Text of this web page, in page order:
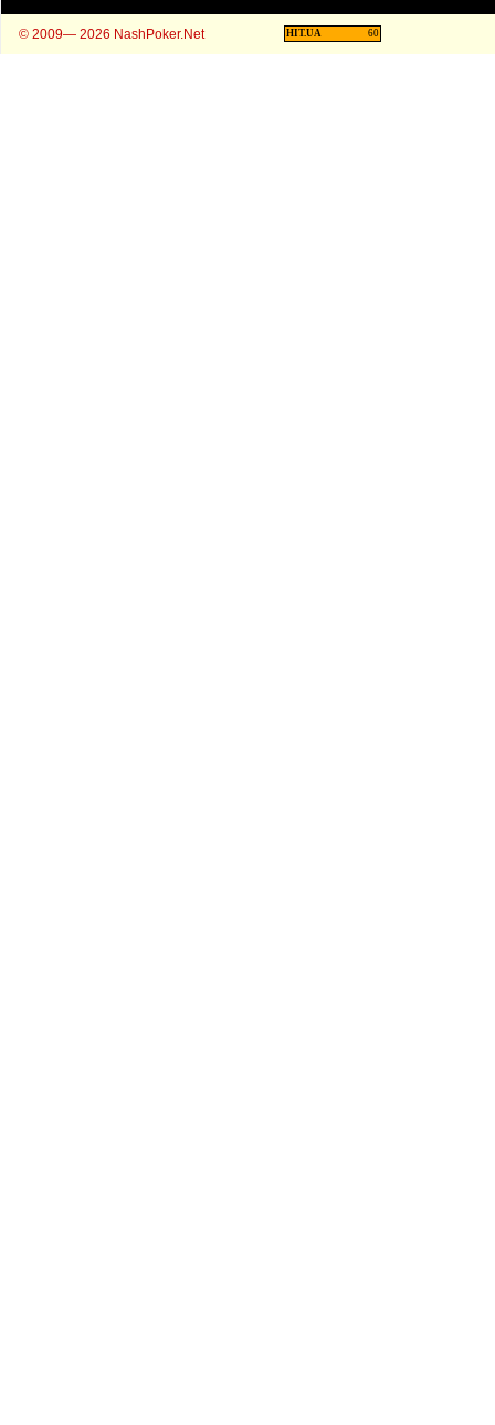
© 2009— 2026 NashPoker.Net HIT.UA 60